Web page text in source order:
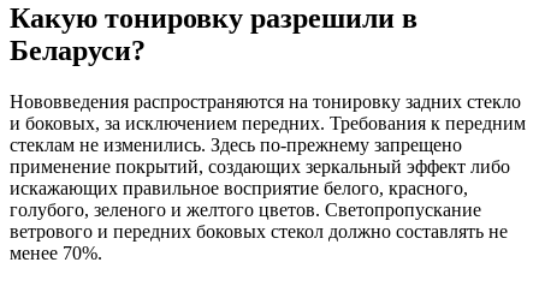
Какую тонировку разрешили в
Беларуси?
Нововведения распространяются на тонировку задних стекло
и боковых, за исключением передних. Требования к передним
стеклам не изменились. Здесь по-прежнему запрещено
применение покрытий, создающих зеркальный эффект либо
искажающих правильное восприятие белого, красного,
голубого, зеленого и желтого цветов. Светопропускание
ветрового и передних боковых стекол должно составлять не
менее 70%.